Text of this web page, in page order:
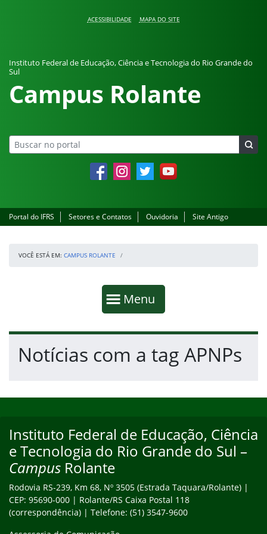
ACESSIBILIDADE MAPA DO SITE
Instituto Federal de Educação, Ciência e Tecnologia do Rio Grande do
Sul
Campus Rolante
FacebookInstagramTwitter YouTube
Portal do IFRS Setores e Contatos Ouvidoria Site Antigo
VOCÊ ESTÁ EM: CAMPUS ROLANTE
Mostrar
Menu
Fim da navegação
Início do conteúdo
Notícias com a tag APNPs
Endereço
Instituto Federal de Educação, Ciência
e Tecnologia do Rio Grande do Sul –
Campus Rolante
Rodovia RS-239, Km 68, Nº 3505 (Estrada Taquara/Rolante) |
CEP: 95690-000 | Rolante/RS Caixa Postal 118
(correspondência) | Telefone: (51) 3547-9600